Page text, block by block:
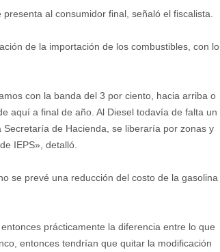
al consumidor final, señaló el fiscalista.
de la importación de los combustibles, con lo
con la banda del 3 por ciento, hacia arriba o
aquí a final de año. Al Diesel todavía de falta un
de Hacienda, se liberaría por zonas y
IEPS», detalló.
se prevé una reducción del costo de la gasolina
prácticamente la diferencia entre lo que
entonces tendrían que quitar la modificación